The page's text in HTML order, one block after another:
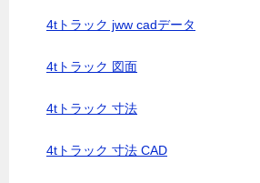
4tトラック jww cadデータ
4tトラック 図面
4tトラック 寸法
4tトラック 寸法 CAD